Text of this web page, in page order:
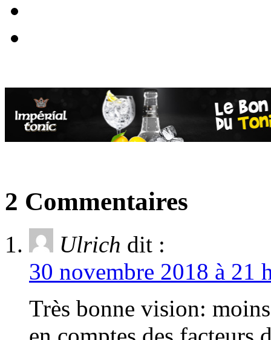
2 Commentaires
Ulrich dit :
30 novembre 2018 à 21
Très bonne vision: